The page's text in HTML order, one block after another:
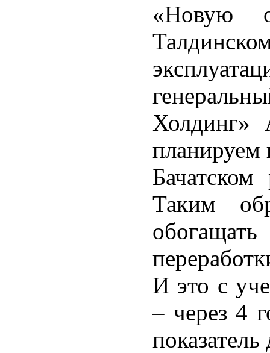
«Новую
планируем
Таким
И это с
– через 4